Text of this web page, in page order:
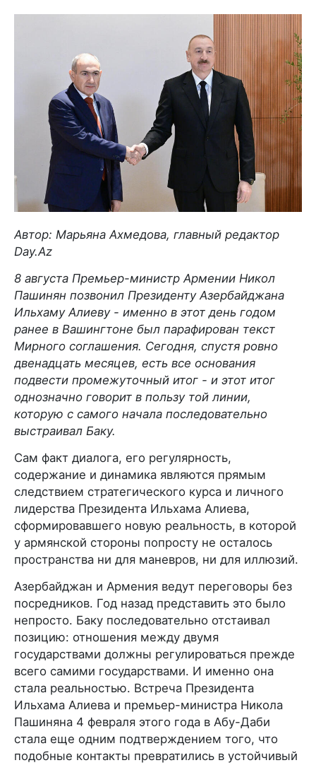
Автор: Марьяна Ахмедова, главный редактор
Day.Az
8 августа Премьер-министр Армении Никол
Пашинян позвонил Президенту Азербайджана
Ильхаму Алиеву - именно в этот день годом
ранее в Вашингтоне был парафирован текст
Мирного соглашения. Сегодня, спустя ровно
двенадцать месяцев, есть все основания
подвести промежуточный итог - и этот итог
однозначно говорит в пользу той линии,
которую с самого начала последовательно
выстраивал Баку.
Сам факт диалога, его регулярность,
содержание и динамика являются прямым
следствием стратегического курса и личного
лидерства Президента Ильхама Алиева,
сформировавшего новую реальность, в которой
у армянской стороны попросту не осталось
пространства ни для маневров, ни для иллюзий.
Азербайджан и Армения ведут переговоры без
посредников. Год назад представить это было
непросто. Баку последовательно отстаивал
позицию: отношения между двумя
государствами должны регулироваться прежде
всего самими государствами. И именно она
стала реальностью. Встреча Президента
Ильхама Алиева и премьер-министра Никола
Пашиняна 4 февраля этого года в Абу-Даби
стала еще одним подтверждением того, что
подобные контакты превратились в устойчивый